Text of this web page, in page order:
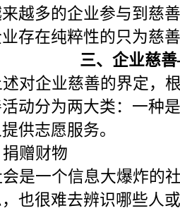
越多的企业参与到慈
存在纯粹性的只为慈
三、企业慈
对企业慈善的界定，
动分为两大类：一种
供志愿服务。
赠财物
是一个信息大爆炸的
也很难去辨识哪些人